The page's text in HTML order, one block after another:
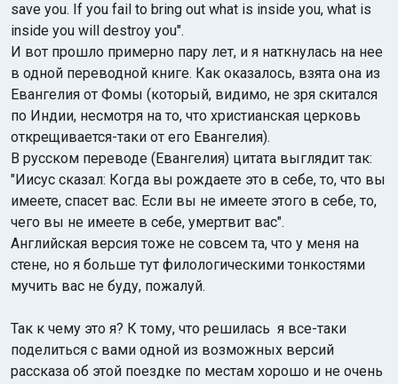
save you. If you fail to bring out what is inside you, what is
inside you will destroy you".
И вот прошло примерно пару лет, и я наткнулась на нее
в одной переводной книге. Как оказалось, взята она из
Евангелия от Фомы (который, видимо, не зря скитался
по Индии, несмотря на то, что христианская церковь
открещивается-таки от его Евангелия).
В русском переводе (Евангелия) цитата выглядит так:
"Иисус сказал: Когда вы рождаете это в себе, то, что вы
имеете, спасет вас. Если вы не имеете этого в себе, то,
чего вы не имеете в себе, умертвит вас".
Английская версия тоже не совсем та, что у меня на
стене, но я больше тут филологическими тонкостями
мучить вас не буду, пожалуй.
Так к чему это я? К тому, что решилась я все-таки
поделиться с вами одной из возможных версий
рассказа об этой поездке по местам хорошо и не очень